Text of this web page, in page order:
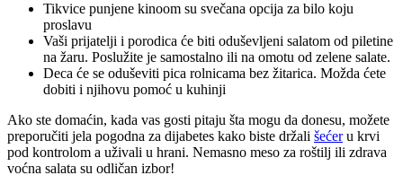
Tikvice punjene kinoom su svečana opcija za bilo koju
proslavu
Vaši prijatelji i porodica će biti oduševljeni salatom od piletine
na žaru. Poslužite je samostalno ili na omotu od zelene salate.
Deca će se oduševiti pica rolnicama bez žitarica. Možda ćete
dobiti i njihovu pomoć u kuhinji
Ako ste domaćin, kada vas gosti pitaju šta mogu da donesu, možete
preporučiti jela pogodna za dijabetes kako biste držali šećeru krvi
pod kontrolom a uživali u hrani. Nemasno meso za roštilj ili zdrava
voćna salata su odličan izbor!